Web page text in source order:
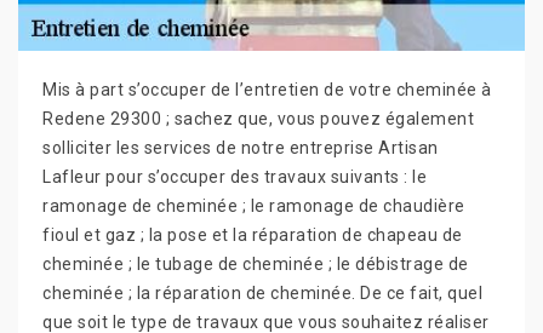
Mis à part s’occuper de l’entretien de votre cheminée à
Redene 29300 ; sachez que, vous pouvez également
solliciter les services de notre entreprise Artisan
Lafleur pour s’occuper des travaux suivants : le
ramonage de cheminée ; le ramonage de chaudière
fioul et gaz ; la pose et la réparation de chapeau de
cheminée ; le tubage de cheminée ; le débistrage de
cheminée ; la réparation de cheminée. De ce fait, quel
que soit le type de travaux que vous souhaitez réaliser